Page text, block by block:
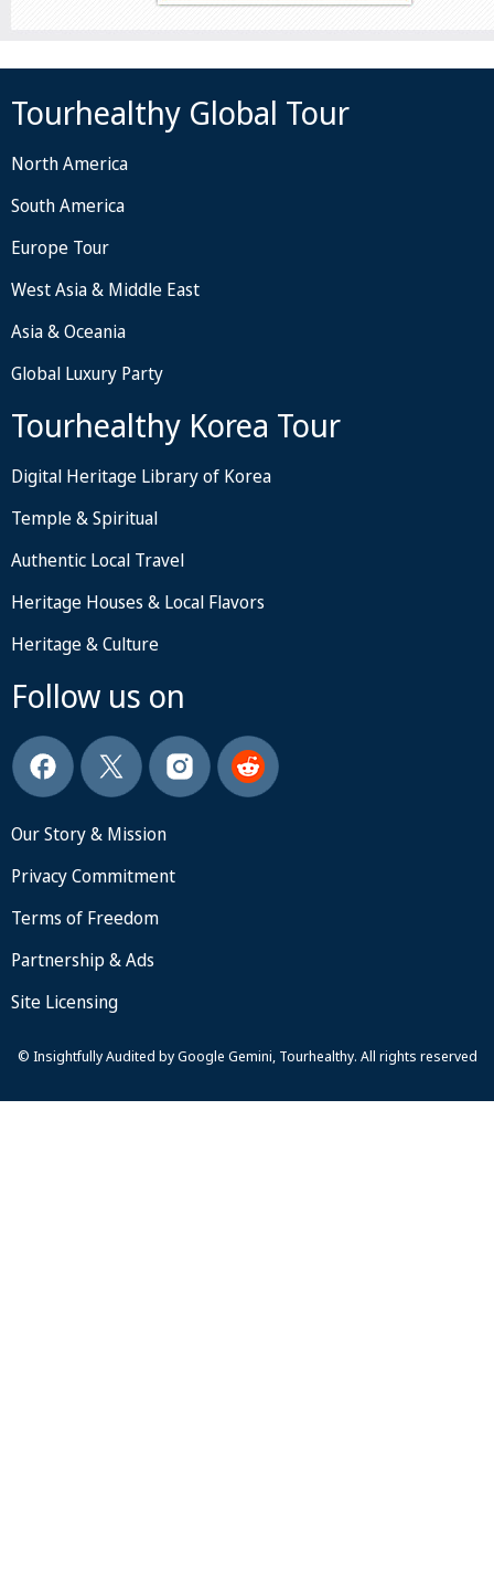
Tourhealthy Global Tour
North America
South America
Europe Tour
West Asia & Middle East
Asia & Oceania
Global Luxury Party
Tourhealthy Korea Tour
Digital Heritage Library of Korea
Temple & Spiritual
Authentic Local Travel
Heritage Houses & Local Flavors
Heritage & Culture
Follow us on
Our Story & Mission
Privacy Commitment
Terms of Freedom
Partnership & Ads
Site Licensing
© Insightfully Audited by Google Gemini, Tourhealthy. All rights reserved